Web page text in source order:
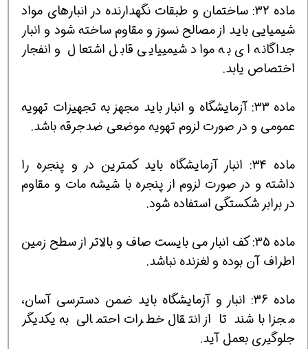
ماده 32: ساختمان و طبقات نگهدارنده در انبارهای مواد
شیمیایی باید از مصالح نسوز و مقاوم ساخته شود و انبار
جداگانه ای به مواد شیمییایی قابل اشتعال و انفجار
اختصاص یابد.
ماده 33: آزمایشگاه و انبار باید مجهز به تجهیزات تهویه
عمومی و در صورت لزوم تهویه موضعی ضدجرقه باشد.
ماده 34: انبار آزمایشگاه باید کمترین در و پنجره را
داشته و در صورت لزوم از پنجره با شیشه مات و مقاوم
در برابر شکستگی استفاده شود.
ماده 35: کف انبار می بایست صاف و بالاتر از سطح زمین
اطراف آن بوده و لغزنده نباشد.
ماده 36: انبار و آزمایشگاه باید ضمن دسترسی آسان،
مجزا باشند تا از انتقال خطرات احتمالی به یکدیگر
جلوگیری بعمل آید.